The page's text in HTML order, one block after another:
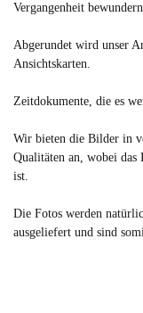
Vergangenheit
Abgerundet wird unser
Ansichtskarten.
Zeitdokumente, die es
Wir bieten die Bilder in
Qualitäten an, wobei
ist.
Die Fotos werden
ausgeliefert und sind